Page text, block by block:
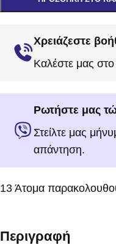
Χρειάζεστε
Καλέστε μας
Ρωτήστε μας
Στείλτε μας
απάντηση.
13 Άτομα
Περιγραφή